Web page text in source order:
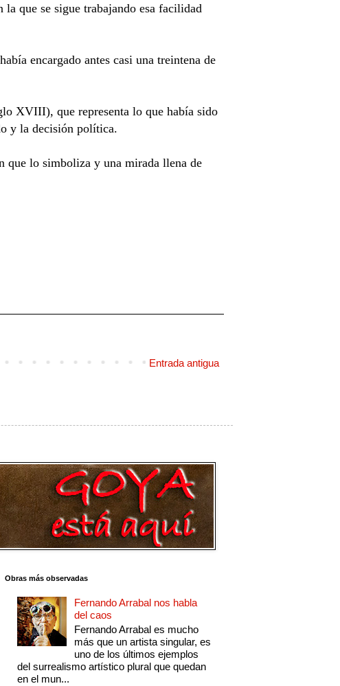
que se sigue trabajando esa facilidad
encargado antes casi una treintena de
XVIII), que representa lo que había sido
y la decisión política.
que lo simboliza y una mirada llena de
Entrada antigua
Obras más observadas
Fernando Arrabal nos habla
del caos
Fernando Arrabal es mucho
más que un artista singular, es
uno de los últimos ejemplos
del surrealismo artístico plural que quedan
en el mun...